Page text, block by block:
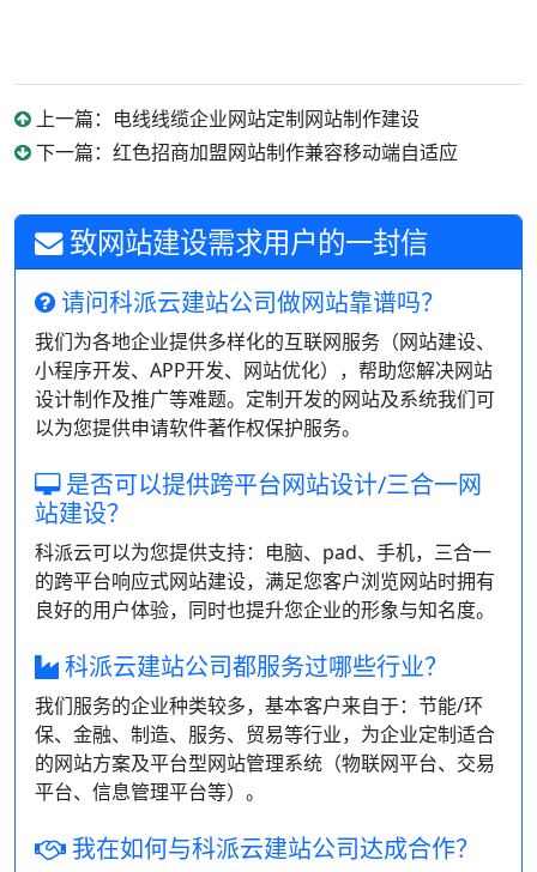
上一篇：电线线缆企业网站定制网站制作建设
下一篇：红色招商加盟网站制作兼容移动端自适应
致网站建设需求用户的一封信
请问科派云建站公司做网站靠谱吗？
我们为各地企业提供多样化的互联网服务（网站建设、
小程序开发、APP开发、网站优化），帮助您解决网站
设计制作及推广等难题。定制开发的网站及系统我们可
以为您提供申请软件著作权保护服务。
是否可以提供跨平台网站设计/三合一网
站建设？
科派云可以为您提供支持：电脑、pad、手机，三合一
的跨平台响应式网站建设，满足您客户浏览网站时拥有
良好的用户体验，同时也提升您企业的形象与知名度。
科派云建站公司都服务过哪些行业？
我们服务的企业种类较多，基本客户来自于：节能/环
保、金融、制造、服务、贸易等行业，为企业定制适合
的网站方案及平台型网站管理系统（物联网平台、交易
平台、信息管理平台等）。
我在如何与科派云建站公司达成合作？